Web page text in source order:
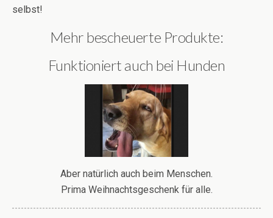
selbst!
Mehr bescheuerte Produkte:
Funktioniert auch bei Hunden
Aber natürlich auch beim Menschen.
Prima Weihnachtsgeschenk für alle.